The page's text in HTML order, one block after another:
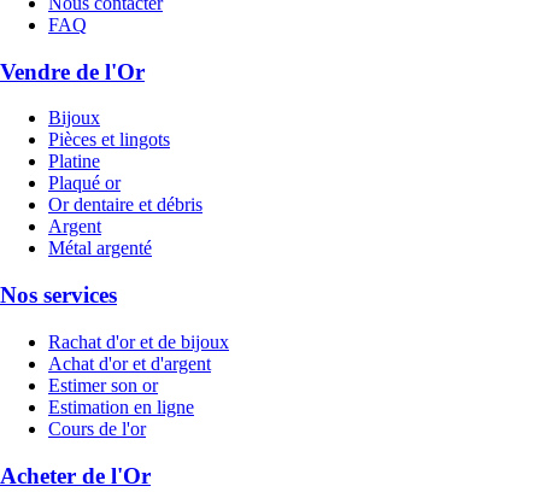
FAQ
Vendre de l'Or
Bijoux
Pièces et lingots
Platine
Plaqué or
Or dentaire et débris
Argent
Métal argenté
Nos services
Rachat d'or et de bijoux
Achat d'or et d'argent
Estimer son or
Estimation en ligne
Cours de l'or
Acheter de l'Or